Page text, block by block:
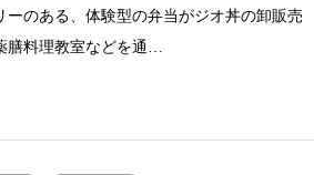
のある、体験型の弁当がジオ丼の卸販売
膳料理教室などを通…